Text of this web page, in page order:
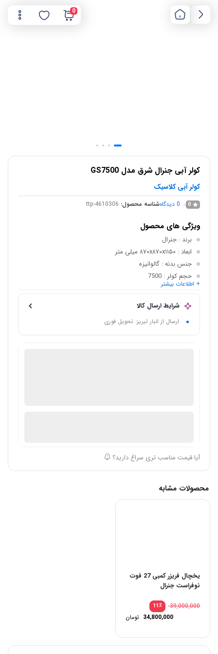
0
کولر آبی جنرال شرق مدل GS7500
کولر آبی کلاسیک
0
0 دیدگاهشناسه محصول: ttp-4610306
ویژگی های محصول
برند : جنرال
ابعاد: ۸۷۰x۸۷۰x۱۱۵۰ میلی متر
جنس بدنه: گالوانیزه
حجم کولر : 7500
بیشینه قدرت باد دهی
موتور کولر
: موتوژن تبریز
+ اطلاعات بیشتر
شرایط ارسال کالا
ارسال از انبار تبریز: تحویل فوری
آیا قیمت مناسب تری سراغ دارید؟
محصولات مشابه
یخچال فریزر کمبی 27 فوت
نوفراست جنرال
٪11
39,000,000
34,800,000 تومان